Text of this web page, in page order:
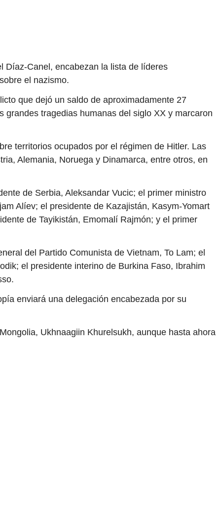
Díaz-Canel, encabezan la lista de líderes
el nazismo.
que dejó un saldo de aproximadamente 27
tragedias humanas del siglo XX y marcaron
territorios ocupados por el régimen de Hitler. Las
Alemania, Noruega y Dinamarca, entre otros, en
de Serbia, Aleksandar Vucic; el primer ministro
Alíev; el presidente de Kazajistán, Kasym-Yomart
de Tayikistán, Emomalí Rajmón; y el primer
del Partido Comunista de Vietnam, To Lam; el
el presidente interino de Burkina Faso, Ibrahim
enviará una delegación encabezada por su
Ukhnaagiin Khurelsukh, aunque hasta ahora